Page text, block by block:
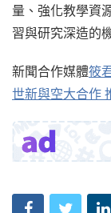
量、強化教學資
習與研究深造的
新聞合作媒體筱
世新與空大合作